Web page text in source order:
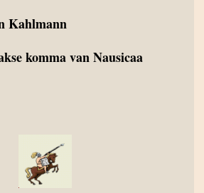
Kahlmann
komma van Nausicaa